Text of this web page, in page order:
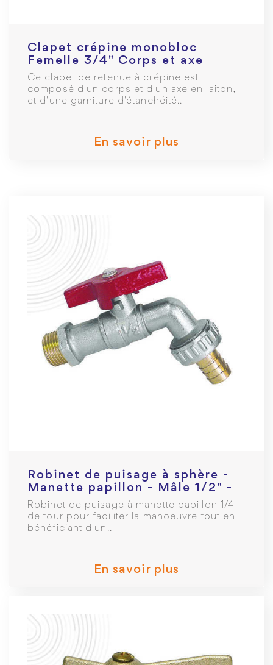
Clapet crépine monobloc
Femelle 3/4" Corps et axe
laiton
Ce clapet de retenue à crépine est
composé d'un corps et d'un axe en laiton,
et d'une garniture d'étanchéité..
En savoir plus
Robinet de puisage à sphère -
Manette papillon - Mâle 1/2" -
Raccord au nez 3/4
Robinet de puisage à manette papillon 1/4
de tour pour faciliter la manoeuvre tout en
bénéficiant d'un..
En savoir plus